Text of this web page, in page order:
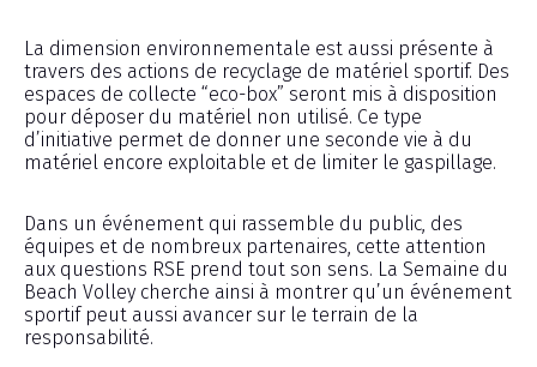
La dimension environnementale est aussi présente à
travers des actions de recyclage de matériel sportif. Des
espaces de collecte “eco-box” seront mis à disposition
pour déposer du matériel non utilisé. Ce type
d’initiative permet de donner une seconde vie à du
matériel encore exploitable et de limiter le gaspillage.
Dans un événement qui rassemble du public, des
équipes et de nombreux partenaires, cette attention
aux questions RSE prend tout son sens. La Semaine du
Beach Volley cherche ainsi à montrer qu’un événement
sportif peut aussi avancer sur le terrain de la
responsabilité.